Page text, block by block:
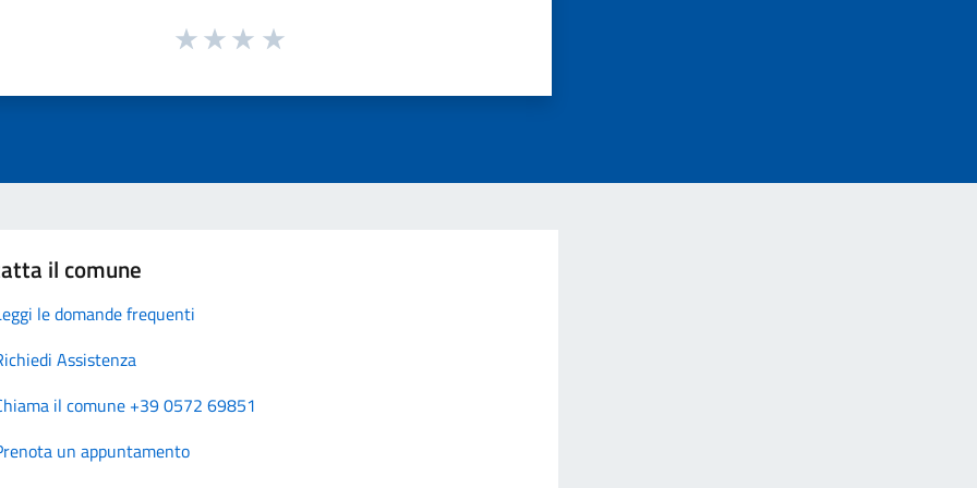
il comune
le domande frequenti
Assistenza
il comune +39 0572 69851
un appuntamento